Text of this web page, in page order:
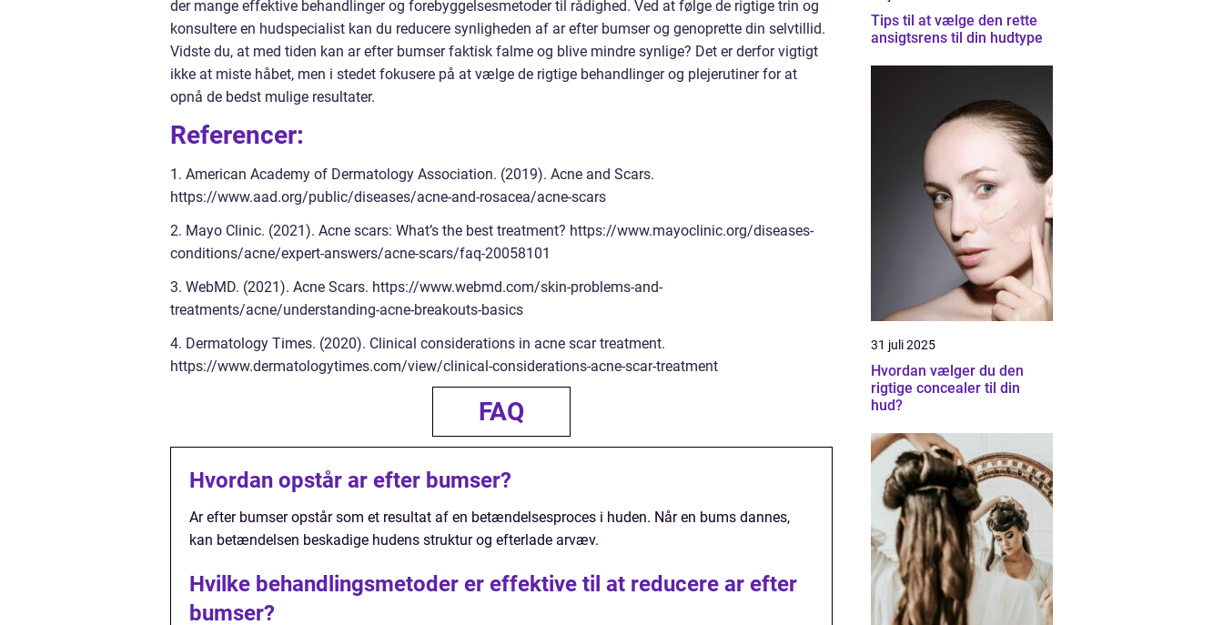
der mange effektive behandlinger og forebyggelsesmetoder til rådighed. Ved at følge de rigtige trin og
konsultere en hudspecialist kan du reducere synligheden af ar efter bumser og genoprette din selvtillid.
Vidste du, at med tiden kan ar efter bumser faktisk falme og blive mindre synlige? Det er derfor vigtigt
ikke at miste håbet, men i stedet fokusere på at vælge de rigtige behandlinger og plejerutiner for at
opnå de bedst mulige resultater.
Referencer:
1. American Academy of Dermatology Association. (2019). Acne and Scars.
https://www.aad.org/public/diseases/acne-and-rosacea/acne-scars
2. Mayo Clinic. (2021). Acne scars: What’s the best treatment? https://www.mayoclinic.org/diseases-
conditions/acne/expert-answers/acne-scars/faq-20058101
3. WebMD. (2021). Acne Scars. https://www.webmd.com/skin-problems-and-
treatments/acne/understanding-acne-breakouts-basics
4. Dermatology Times. (2020). Clinical considerations in acne scar treatment.
https://www.dermatologytimes.com/view/clinical-considerations-acne-scar-treatment
FAQ
Hvordan opstår ar efter bumser?
Ar efter bumser opstår som et resultat af en betændelsesproces i huden. Når en bums dannes,
kan betændelsen beskadige hudens struktur og efterlade arvæv.
Hvilke behandlingsmetoder er effektive til at reducere ar efter
bumser?
Tips til at vælge den rette
ansigtsrens til din hudtype
31 juli 2025
Hvordan vælger du den
rigtige concealer til din
hud?